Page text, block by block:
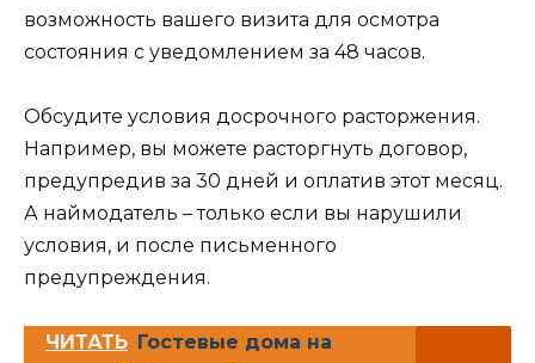
возможность вашего визита для осмотра
состояния с уведомлением за 48 часов.
Обсудите условия досрочного расторжения.
Например, вы можете расторгнуть договор,
предупредив за 30 дней и оплатив этот месяц.
А наймодатель – только если вы нарушили
условия, и после письменного
предупреждения.
ЧИТАТЬ Гостевые дома на